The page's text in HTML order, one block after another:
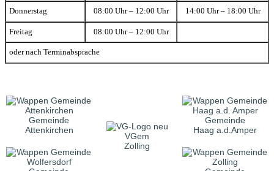
Donnerstag 08:00 Uhr – 12:00 Uhr 14:00 Uhr – 18:00 Uhr
Freitag 08:00 Uhr – 12:00 Uhr
oder nach Terminabsprache
Gemeinde
Attenkirchen
VGem
Zolling
Gemeinde
Haag a.d.Amper